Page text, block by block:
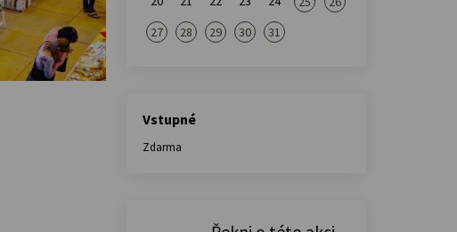
27
28 29 30 31
Vstupné
Zdarma